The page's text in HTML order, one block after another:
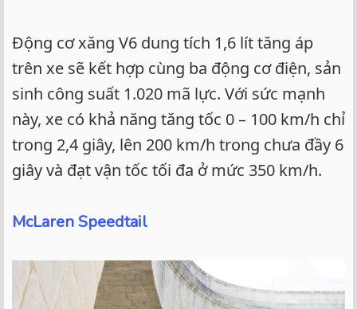
Động cơ xăng V6 dung tích 1,6 lít tăng áp
trên xe sẽ kết hợp cùng ba động cơ điện, sản
sinh công suất 1.020 mã lực. Với sức mạnh
này, xe có khả năng tăng tốc 0 – 100 km/h chỉ
trong 2,4 giây, lên 200 km/h trong chưa đầy 6
giây và đạt vận tốc tối đa ở mức 350 km/h.
McLaren Speedtail